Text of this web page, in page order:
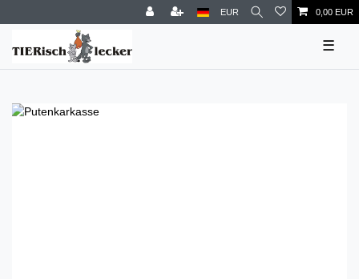
EUR 0,00 EUR
☰